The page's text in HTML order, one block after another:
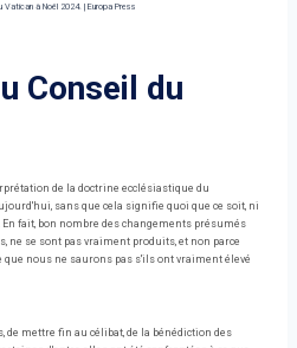
Vatican à Noël 2024. | Europa Press
Conseil du
de la doctrine ecclésiastique du
sans que cela signifie quoi que ce soit, ni
fait, bon nombre des changements présumés
se sont pas vraiment produits, et non parce
que nous ne saurons pas s'ils ont vraiment élevé
de mettre fin au célibat, de la bénédiction des